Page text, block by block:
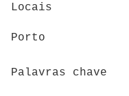
Locais
Porto
Palavras chave